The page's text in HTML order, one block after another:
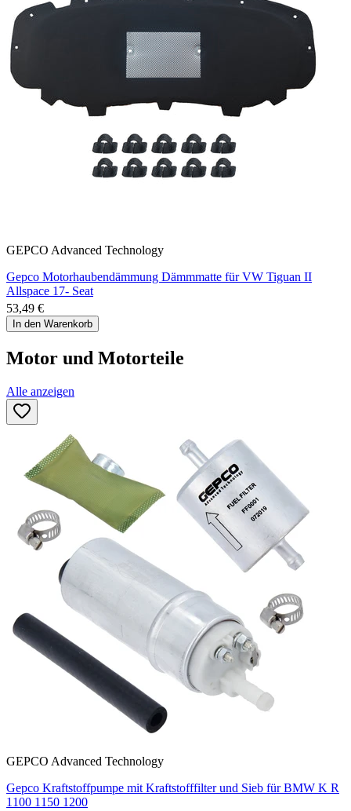
GEPCO Advanced Technology
Gepco Motorhaubendämmung Dämmmatte für VW Tiguan II
Allspace 17- Seat
53,49 €
In den Warenkorb
Motor und Motorteile
Alle anzeigen
GEPCO Advanced Technology
Gepco Kraftstoffpumpe mit Kraftstofffilter und Sieb für BMW K R
1100 1150 1200